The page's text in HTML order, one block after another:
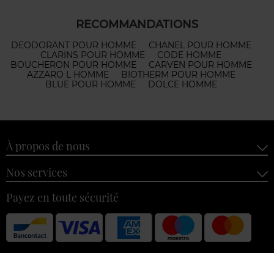
RECOMMANDATIONS
DEODORANT POUR HOMME
CHANEL POUR HOMME
CLARINS POUR HOMME
CODE HOMME
BOUCHERON POUR HOMME
CARVEN POUR HOMME
AZZARO L HOMME
BIOTHERM POUR HOMME
BLUE POUR HOMME
DOLCE HOMME
À propos de nous
Nos services
Payez en toute sécurité